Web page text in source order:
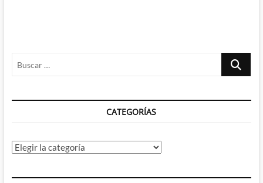
Buscar
CATEGORÍAS
Categorías